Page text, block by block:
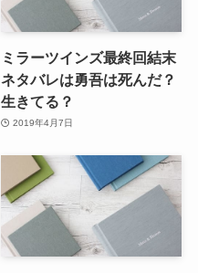
ミラーツインズ最終回結末
ネタバレは勇吾は死んだ？
生きてる？
2019年4月7日